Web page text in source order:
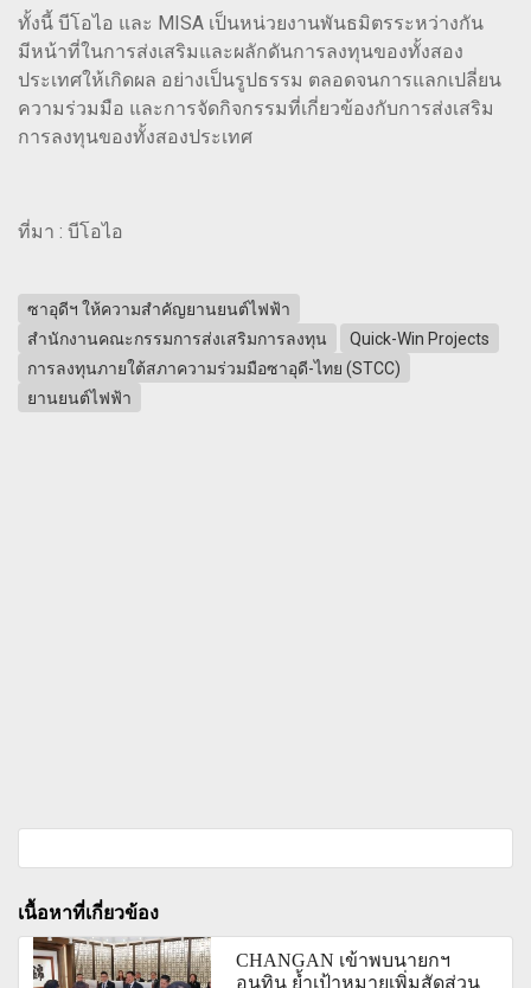
ทั้งนี้ บีโอไอ และ MISA เป็นหน่วยงานพันธมิตรระหว่างกัน
มีหน้าที่ในการส่งเสริมและผลักดันการลงทุนของทั้งสอง
ประเทศให้เกิดผล อย่างเป็นรูปธรรม ตลอดจนการแลกเปลี่ยน
ความร่วมมือ และการจัดกิจกรรมที่เกี่ยวข้องกับการส่งเสริม
การลงทุนของทั้งสองประเทศ
ที่มา : บีโอไอ
ซาอุดีฯ ให้ความสำคัญยานยนต์ไฟฟ้า
สำนักงานคณะกรรมการส่งเสริมการลงทุน
Quick-Win Projects
การลงทุนภายใต้สภาความร่วมมือซาอุดี-ไทย (STCC)
ยานยนต์ไฟฟ้า
เนื้อหาที่เกี่ยวข้อง
CHANGAN เข้าพบนายกฯ
อนุทิน ย้ำเป้าหมายเพิ่มสัดส่วน